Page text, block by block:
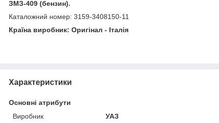
ЗМЗ-409 (бензин).
Каталожний номер: 3159-3408150-11
Країна виробник: Оригінал - Італія
Характеристики
Основні атрибути
Виробник
УАЗ